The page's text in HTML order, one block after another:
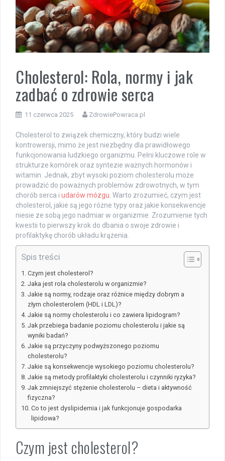
Cholesterol: Rola, normy i jak
zadbać o zdrowie serca
11 czerwca 2025 ZdrowiePowraca.pl
Cholesterol to związek chemiczny, który budzi wiele
kontrowersji, mimo że jest niezbędny dla prawidłowego
funkcjonowania ludzkiego organizmu. Pełni kluczowe role w
strukturze komórek oraz syntezie ważnych hormonów i
witamin. Jednak, zbyt wysoki poziom cholesterolu może
prowadzić do poważnych problemów zdrowotnych, w tym
chorób serca i udarów mózgu. Warto zrozumieć, czym jest
cholesterol, jakie są jego różne typy oraz jakie konsekwencje
niesie ze sobą jego nadmiar w organizmie. Zrozumienie tych
kwestii to pierwszy krok do dbania o swoje zdrowie i
profilaktykę chorób układu krążenia.
Spis treści
Czym jest cholesterol?
Jaka jest rola cholesterolu w organizmie?
Jakie są normy, rodzaje oraz różnice między dobrym a
złym cholesterolem (HDL i LDL)?
Jakie są normy cholesterolu i co zawiera lipidogram?
Jak przebiega badanie poziomu cholesterolu i jakie są
wyniki badań?
Jakie są przyczyny podwyższonego poziomu
cholesterolu?
Jakie są konsekwencje wysokiego poziomu cholesterolu?
Jakie są metody profilaktyki cholesterolu i czynniki ryzyka?
Jak zmniejszyć stężenie cholesterolu – dieta i aktywność
fizyczna?
Co to jest dyslipidemia i jak funkcjonuje gospodarka
lipidowa?
Czym jest cholesterol?